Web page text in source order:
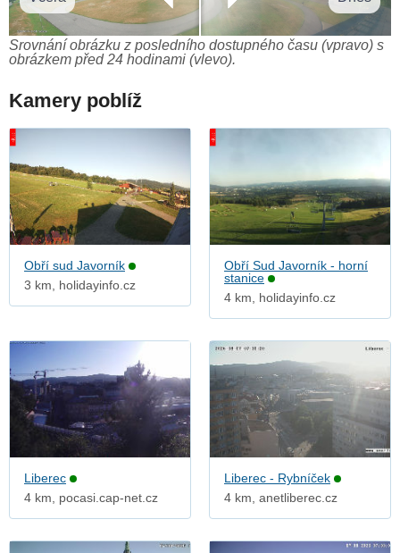
Srovnání obrázku z posledního dostupného času (vpravo) s
obrázkem před 24 hodinami (vlevo).
Kamery poblíž
Obří sud Javorník
3 km, holidayinfo.cz
Obří Sud Javorník - horní
stanice
4 km, holidayinfo.cz
Liberec
4 km, pocasi.cap-net.cz
Liberec - Rybníček
4 km, anetliberec.cz